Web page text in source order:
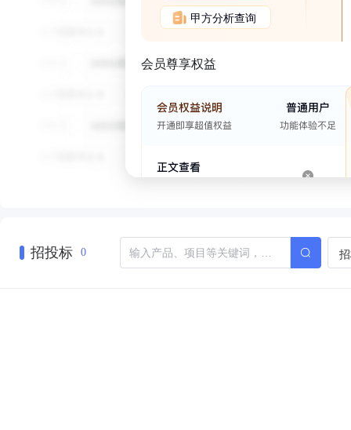
甲方分析查询
会员尊享权益
招投标 0